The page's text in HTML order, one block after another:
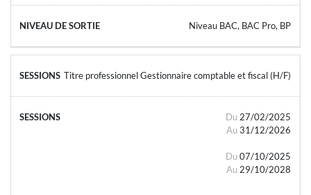
Niveau BAC, BAC Pro, BP
Titre professionnel Gestionnaire comptable et fiscal (H/F)
Du 27/02/2025
Au 31/12/2026
Du 07/10/2025
Au 29/10/2028